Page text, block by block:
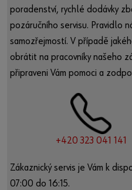
poradenství, rychlé dodávky
pozáručního servisu. Pravidlo
samozřejmostí. V případě
obrátit na pracovníky našeho
připraveni Vám pomoci a
+420 323 041 141
Zákaznický servis je Vám k
07:00 do 16:15.